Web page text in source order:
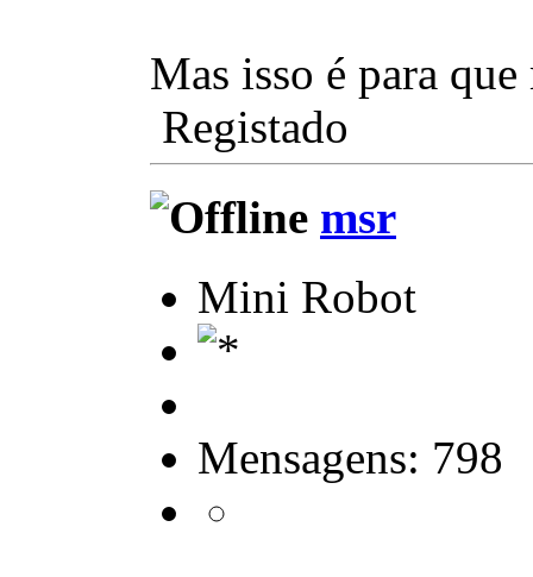
Mas isso é para que
Registado
msr
Mini Robot
Mensagens: 798